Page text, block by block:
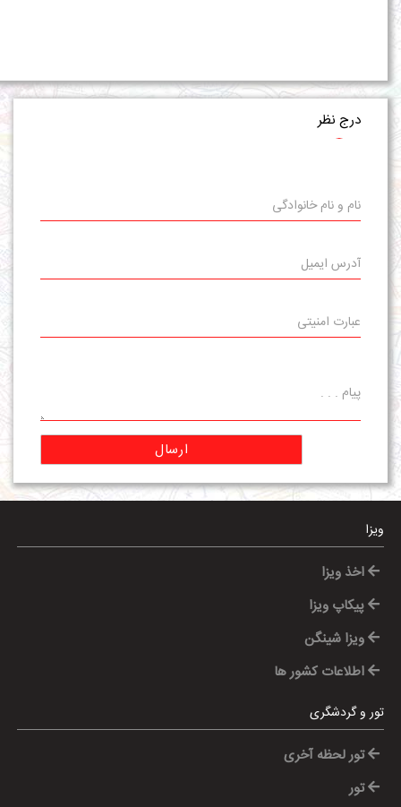
درج نظر
ارسال
ویزا
اخذ ویزا
پیکاپ ویزا
ویزا شینگن
اطلاعات کشور ها
تور و گردشگری
تور لحظه آخری
تور